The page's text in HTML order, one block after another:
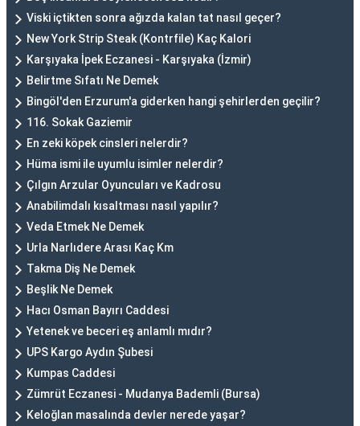
Viski içtikten sonra ağızda kalan tat nasıl geçer?
New York Strip Steak (Kontrfile) Kaç Kalori
Karşıyaka İpek Eczanesi - Karşıyaka (İzmir)
Belirtme Sıfatı Ne Demek
Bingöl'den Erzurum'a giderken hangi şehirlerden geçilir?
116. Sokak Gaziemir
En zeki köpek cinsleri nelerdir?
Hüma ismi ile uyumlu isimler nelerdir?
Çılgın Arzular Oyuncuları ve Kadrosu
Anabilimdalı kısaltması nasıl yapılır?
Veda Etmek Ne Demek
Urla Narlıdere Arası Kaç Km
Takma Diş Ne Demek
Beşlik Ne Demek
Hacı Osman Bayırı Caddesi
Yetenek ve beceri eş anlamlı mıdır?
UPS Kargo Aydın Şubesi
Kumpas Caddesi
Zümrüt Eczanesi - Mudanya Bademli (Bursa)
Keloğlan masalında devler nerede yaşar?